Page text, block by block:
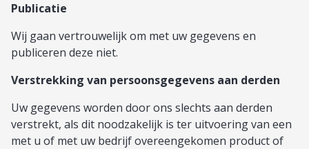
Publicatie
Wij gaan vertrouwelijk om met uw gegevens en
publiceren deze niet.
Verstrekking van persoonsgegevens aan derden
Uw gegevens worden door ons slechts aan derden
verstrekt, als dit noodzakelijk is ter uitvoering van een
met u of met uw bedrijf overeengekomen product of